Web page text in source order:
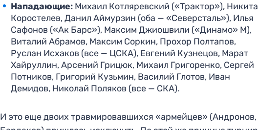
Нападающие: Михаил Котляревский («Трактор»), Никита
Коростелев, Данил Аймурзин (оба — «Северсталь»), Илья
Сафонов («Ак Барс»), Максим Джиошвили («Динамо» М),
Виталий Абрамов, Максим Соркин, Прохор Полтапов,
Руслан Исхаков (все — ЦСКА), Евгений Кузнецов, Марат
Хайруллин, Арсений Грицюк, Михаил Григоренко, Сергей
Потников, Григорий Кузьмин, Василий Глотов, Иван
Демидов, Николай Поляков (все — СКА).
И это еще двоих травмировавшихся «армейцев» (Андронов,